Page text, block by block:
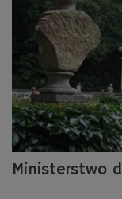
Ministerstwo